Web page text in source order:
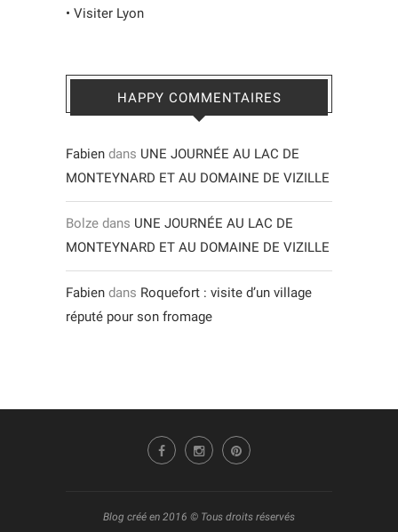
• Visiter Lyon
HAPPY COMMENTAIRES
Fabien dans UNE JOURNÉE AU LAC DE
MONTEYNARD ET AU DOMAINE DE VIZILLE
Bolze dans UNE JOURNÉE AU LAC DE
MONTEYNARD ET AU DOMAINE DE VIZILLE
Fabien dans Roquefort : visite d’un village
réputé pour son fromage
Blog créé en 2016 © Tous droits réservés